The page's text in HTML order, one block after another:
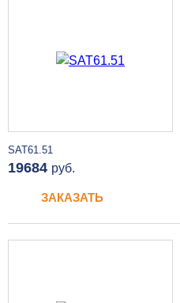
SAT61.51
19684 руб.
ЗАКАЗАТЬ